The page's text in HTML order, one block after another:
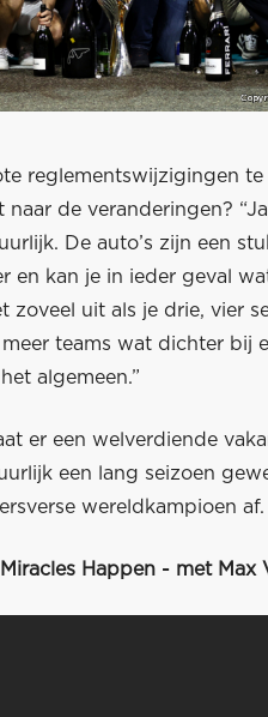
reglementswijzigingen
naar de veranderingen?
De auto’s zijn een
en kan je in ieder geval
zoveel uit als je drie, vier
teams wat dichter bij
algemeen.”
er een welverdiende
een lang seizoen
wereldkampioen af.
Happen - met Max